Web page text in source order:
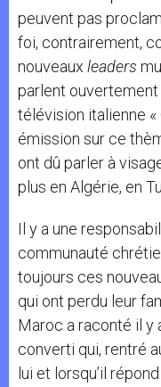
peuvent pas
foi, contrairement,
nouveaux leaders
parlent ouvertement
télévision italienne «
émission sur ce
ont dû parler à
plus en Algérie, en
Il y a une
communauté
toujours ces
qui ont perdu leur
Maroc a raconté il y
converti qui, rentré
lui et lorsqu’il